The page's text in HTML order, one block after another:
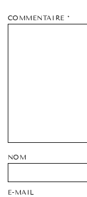
COMMENTAIRE*
NOM
E-MAIL